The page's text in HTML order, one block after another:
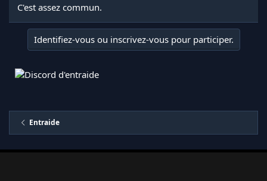
C'est assez commun.
Identifiez-vous ou inscrivez-vous pour participer.
Entraide